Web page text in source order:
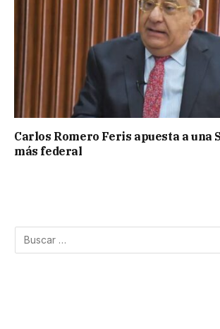
Carlos Romero Feris apuesta a una
más federal